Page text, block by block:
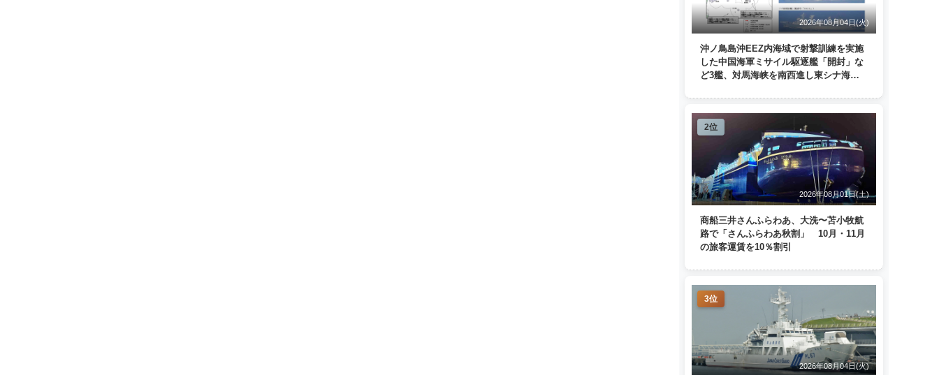
2026年08月04日(火)
沖ノ鳥島沖EEZ内海域で射撃訓練を実施
した中国海軍ミサイル駆逐艦「開封」な
ど3艦、対馬海峡を南西進し東シナ海
2位
2026年08月01日(土)
商船三井さんふらわあ、大洗〜苫小牧航
路で「さんふらわあ秋割」 10月・11月
の旅客運賃を10％割引
3位
2026年08月04日(火)